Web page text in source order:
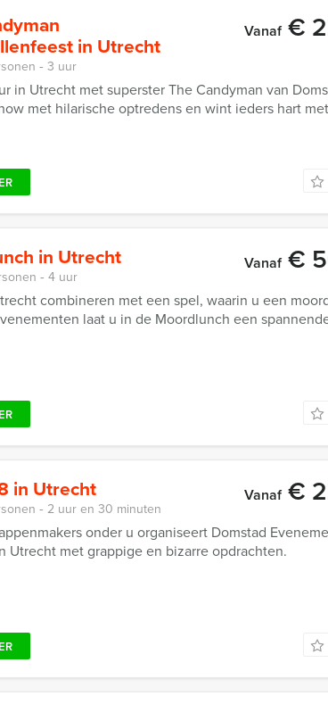
in Utrecht
Vanaf€
‐ 3 uur
in Utrecht met superster The Candyman van
met hilarische optredens en wint ieders hart
in Utrecht Vanaf€
‐ 4 uur
combineren met een spel, waarin u een
laat u in de Moordlunch een
in Utrecht Vanaf€
‐ 2 uur en 30 minuten
onder u organiseert Domstad
Utrecht met grappige en bizarre opdrachten.